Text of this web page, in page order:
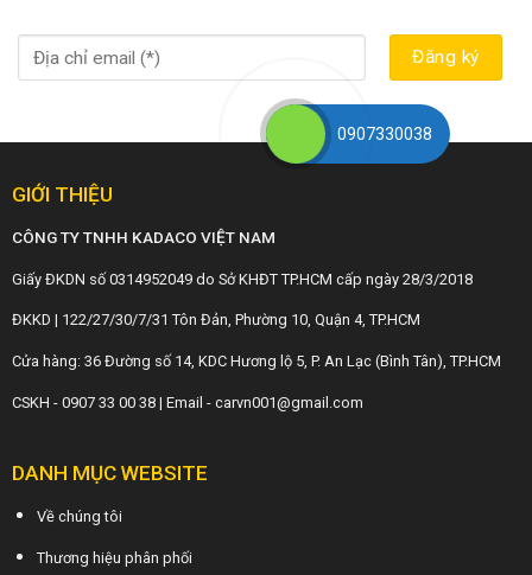
GIỚI THIỆU
CÔNG TY TNHH KADACO VIỆT NAM
Giấy ĐKDN số 0314952049 do Sở KHĐT TP.HCM cấp ngày 28/3/2018
ĐKKD | 122/27/30/7/31 Tôn Đản, Phường 10, Quận 4, TP.HCM
Cửa hàng: 36 Đường số 14, KDC Hương lộ 5, P. An Lạc (Bình Tân), TP.HCM
CSKH - 0907 33 00 38 | Email - carvn001@gmail.com
DANH MỤC WEBSITE
Về chúng tôi
Thương hiệu phân phối
0907330038